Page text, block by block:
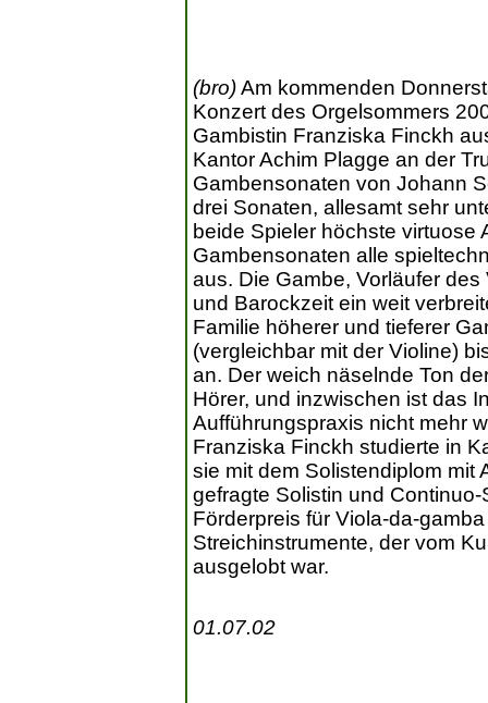
(bro)Am kommenden
Konzert des Orgelsommers
Gambistin Franziska Finckh
Kantor Achim Plagge an der
Gambensonaten von Johann
drei Sonaten, allesamt sehr
beide Spieler höchste virtuose
Gambensonaten alle
aus. Die Gambe, Vorläufer
und Barockzeit ein weit
Familie höherer und tieferer
(vergleichbar mit der Violine)
an. Der weich näselnde Ton
Hörer, und inzwischen ist das
Aufführungspraxis nicht mehr
Franziska Finckh studierte in
sie mit dem Solistendiplom mit
gefragte Solistin und
Förderpreis für Viola-da-
Streichinstrumente, der vom
ausgelobt war.
01.07.02